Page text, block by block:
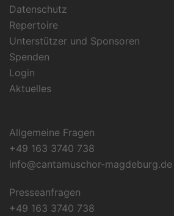
Datenschutz
Repertoire
Unterstützer und Sponsoren
Spenden
Login
Aktuelles
Allgemeine Fragen
+49 163 3740 738
info@cantamuschor-magdeburg.de
Presseanfragen
+49 163 3740 738